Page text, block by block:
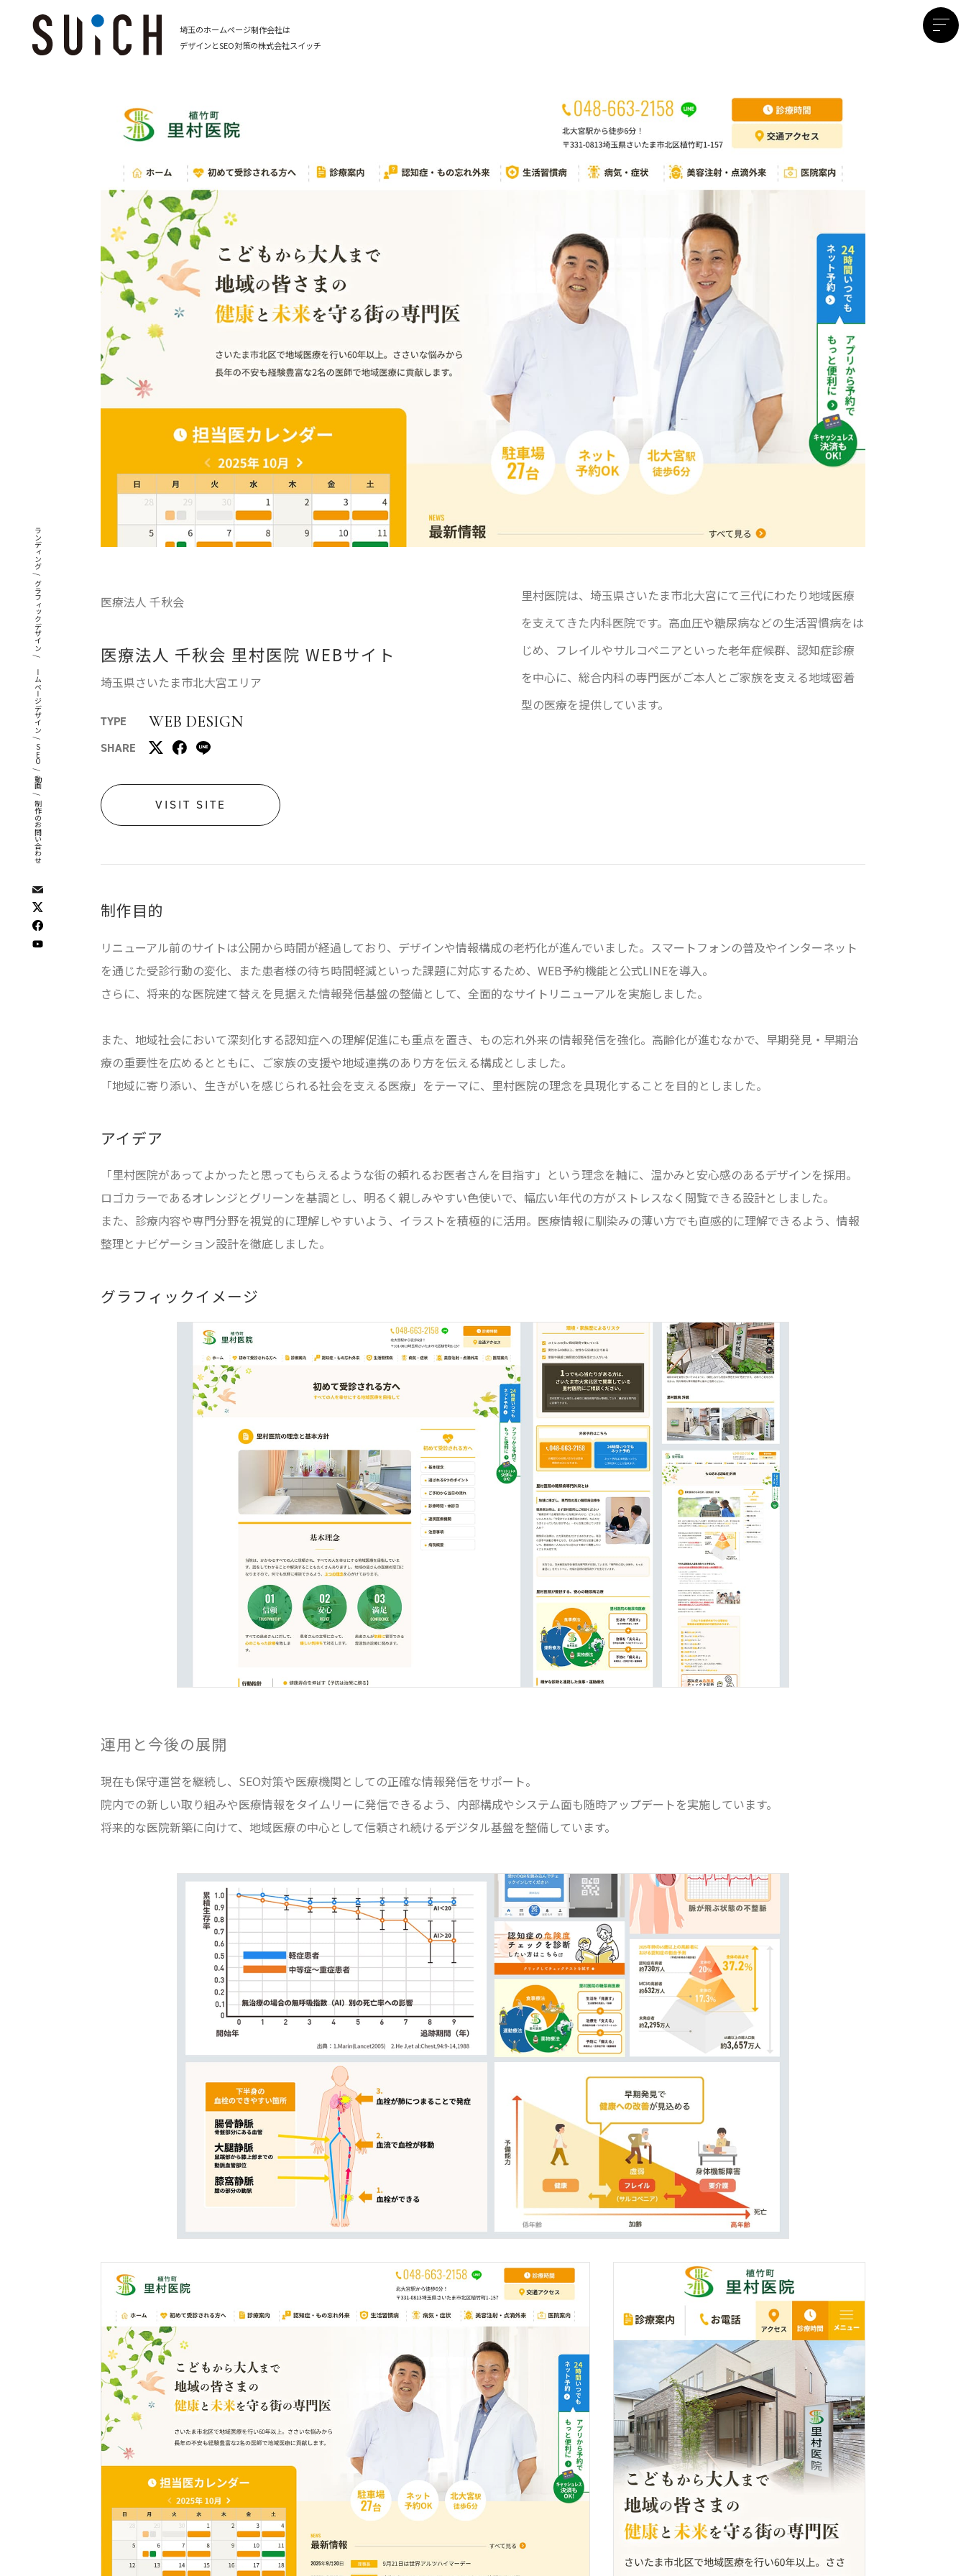
埼玉のホームページ制作会社は
デザインとSEO対策の株式会社スイッチ
ブランディング
/
グラフィックデザイン
/
ホームページデザイン
/
SEO
/
動画
/
制作のお問い合わせ
医療法人 千秋会
医療法人 千秋会 里村医院 WEBサイト
埼玉県さいたま市北大宮エリア
TYPE WEB DESIGN
SHARE
VISIT SITE
里村医院は、埼玉県さいたま市北大宮にて三代にわたり地域医療
を支えてきた内科医院です。高血圧や糖尿病などの生活習慣病をは
じめ、フレイルやサルコペニアといった老年症候群、認知症診療
を中心に、総合内科の専門医がご本人とご家族を支える地域密着
型の医療を提供しています。
制作目的
リニューアル前のサイトは公開から時間が経過しており、デザインや情報構成の老朽化が進んでいました。スマートフォンの普及やインターネット
を通じた受診行動の変化、また患者様の待ち時間軽減といった課題に対応するため、WEB予約機能と公式LINEを導入。
さらに、将来的な医院建て替えを見据えた情報発信基盤の整備として、全面的なサイトリニューアルを実施しました。
また、地域社会において深刻化する認知症への理解促進にも重点を置き、もの忘れ外来の情報発信を強化。高齢化が進むなかで、早期発見・早期治
療の重要性を広めるとともに、ご家族の支援や地域連携のあり方を伝える構成としました。
「地域に寄り添い、生きがいを感じられる社会を支える医療」をテーマに、里村医院の理念を具現化することを目的としました。
アイデア
「里村医院があってよかったと思ってもらえるような街の頼れるお医者さんを目指す」という理念を軸に、温かみと安心感のあるデザインを採用。
ロゴカラーであるオレンジとグリーンを基調とし、明るく親しみやすい色使いで、幅広い年代の方がストレスなく閲覧できる設計としました。
また、診療内容や専門分野を視覚的に理解しやすいよう、イラストを積極的に活用。医療情報に馴染みの薄い方でも直感的に理解できるよう、情報
整理とナビゲーション設計を徹底しました。
グラフィックイメージ
運用と今後の展開
現在も保守運営を継続し、SEO対策や医療機関としての正確な情報発信をサポート。
院内での新しい取り組みや医療情報をタイムリーに発信できるよう、内部構成やシステム面も随時アップデートを実施しています。
将来的な医院新築に向けて、地域医療の中心として信頼され続けるデジタル基盤を整備しています。